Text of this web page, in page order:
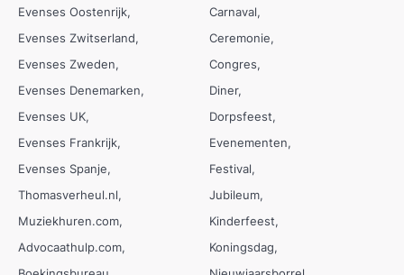
Evenses Oostenrijk
Evenses Zwitserland
Evenses Zweden
Evenses Denemarken
Evenses UK
Evenses Frankrijk
Evenses Spanje
Thomasverheul.nl
Muziekhuren.com
Advocaathulp.com
Carnaval
Ceremonie
Congres
Diner
Dorpsfeest
Evenementen
Festival
Jubileum
Kinderfeest
Koningsdag